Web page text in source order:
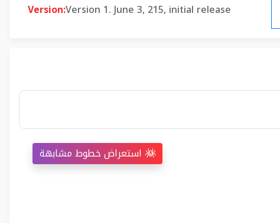
Version:Version 1. June 3, 215, initial release